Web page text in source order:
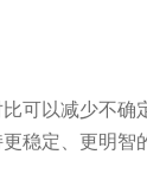
可以减少不确
稳定、更明智